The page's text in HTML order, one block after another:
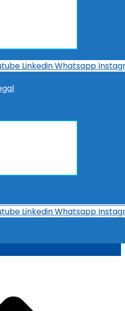
LinkedinWhatsapp
LinkedinWhatsapp